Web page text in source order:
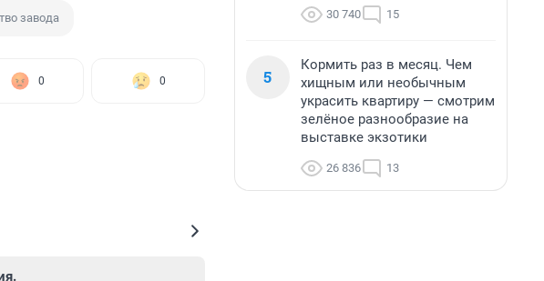
завода
0 0
30 740 15
5
Кормить раз в месяц. Чем
хищным или необычным
украсить квартиру — смотрим
зелёное разнообразие на
выставке экзотики
26 836 13